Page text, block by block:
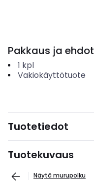
Pakkaus ja ehdot
1 kpl
Vakiokäyttötuote
Tuotetiedot
Tuotekuvaus
Näytä murupolku